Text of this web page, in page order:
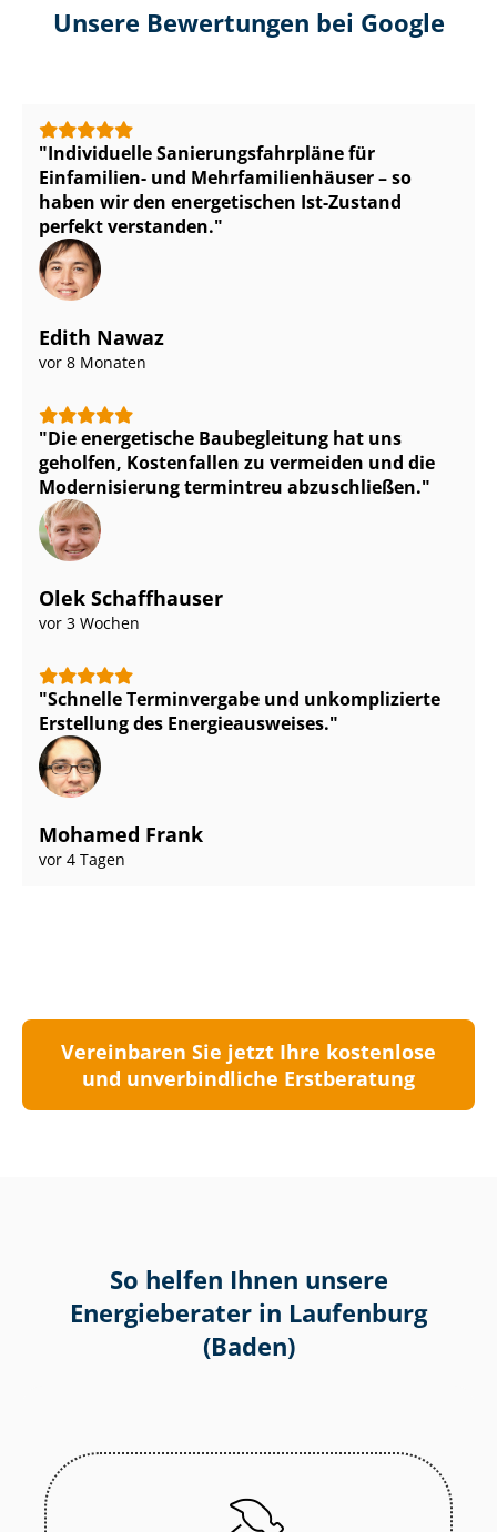
Unsere Bewertungen bei Google
Individuelle Sa­nie­rungs­fahr­plä­ne für
Einfamilien- und Mehr­fa­mi­li­en­häu­ser – so
haben wir den energetischen Ist-Zustand
perfekt verstanden.
Edith Nawaz
vor 8 Monaten
Die energetische Baubegleitung hat uns
geholfen, Kostenfallen zu vermeiden und die
Modernisierung termintreu abzuschließen.
Olek Schaffhauser
vor 3 Wochen
Schnelle Terminvergabe und unkomplizierte
Erstellung des En­er­gie­aus­wei­ses.
Mohamed Frank
vor 4 Tagen
Vereinbaren Sie jetzt Ihre kostenlose
und unverbindliche Erstberatung
So helfen Ihnen unsere
Energieberater in Laufenburg
(Baden)